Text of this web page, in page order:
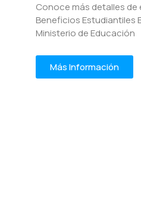
Conoce más detalles
Beneficios Estudiantiles
Ministerio de Educación
Más Información